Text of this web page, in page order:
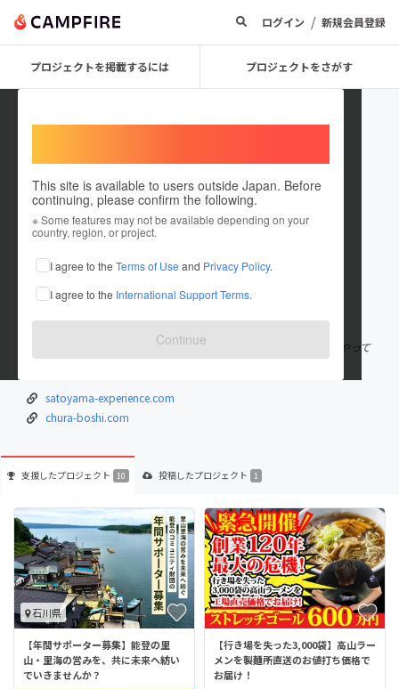
ログイン / 新規会員登録
プロジェクトを掲載するには プロジェクトをさがす
This site is available to users outside Japan. Before
continuing, please confirm the following.
※ Some features may not be available depending on your
country, region, or project.
I agree to the Terms of Use and Privacy Policy.
I agree to the International Support Terms.
Continue
satoyamaexperience
これまでに10回支援して1件のプロジェクトを投稿しています
在住国：日本 現在地：岐阜県
出身国：日本 出身地：岐阜県
2010年より岐阜県飛騨地域で「暮らしを旅する」ガイドツアーをやって
います。
satoyama-experience.com
chura-boshi.com
支援したプロジェクト 10 投稿したプロジェクト 1
石川県
【年間サポーター募集】能登の里
山・里海の営みを、共に未来へ紡い
でいきませんか？
【行き場を失った3,000袋】高山ラー
メンを製麺所直送のお値打ち価格で
お届け！